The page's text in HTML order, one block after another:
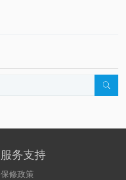
服务支持
保修政策